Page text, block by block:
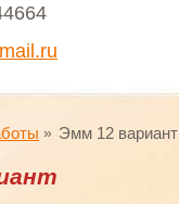
Эмм 12 вариант